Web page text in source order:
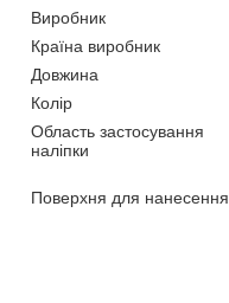
Виробник
Країна виробник
Довжина
Колір
Область застосування
наліпки
Поверхня для нанесення